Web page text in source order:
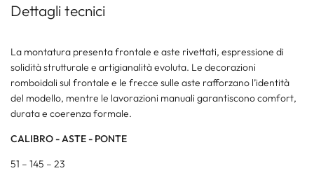
Dettagli tecnici
La montatura presenta frontale e aste rivettati, espressione di
solidità strutturale e artigianalità evoluta. Le decorazioni
romboidali sul frontale e le frecce sulle aste rafforzano l’identità
del modello, mentre le lavorazioni manuali garantiscono comfort,
durata e coerenza formale.
CALIBRO - ASTE - PONTE
51 – 145 – 23